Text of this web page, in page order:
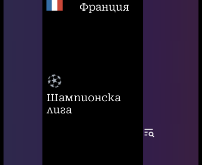
Франция
Шампионска
лига